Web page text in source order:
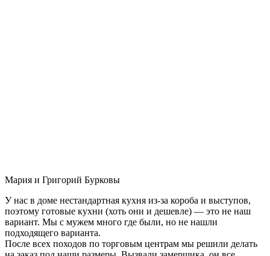
Мария и Григорий Бурковы
У нас в доме нестандартная кухня из-за короба и выступов,
поэтому готовые кухни (хоть они и дешевле) — это не наш
вариант. Мы с мужем много где были, но не нашли
подходящего варианта.
После всех походов по торговым центрам мы решили делать